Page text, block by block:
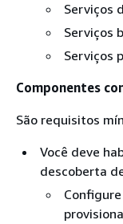
Serviços
Serviços
Serviços
Componentes
São requisitos
Você deve
descoberta